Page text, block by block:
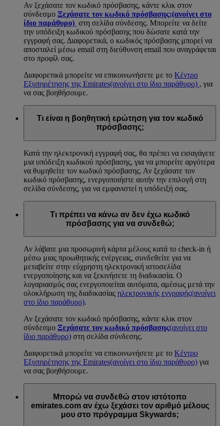
Αν ξεχάσατε τον κωδικό πρόσβασης, κάντε κλικ στον
σύνδεσμο Ξεχάσατε τον κωδικό πρόσβασης;(ανοίγει στο
ίδιο παράθυρο) στη σελίδα σύνδεσης. Μπορείτε να δείτε
την υπόδειξη κωδικού πρόσβασης που δώσατε κατά την
εγγραφή σας. Διαφορετικά, ο κωδικός πρόσβασης μπορεί να
αποσταλεί μέσω email στη διεύθυνση email που αναγράφεται
στο προφίλ σας.
Διαφορετικά μπορείτε να επικοινωνήσετε με το Κέντρο
Εξυπηρέτησης της Emirates(ανοίγει στο ίδιο παράθυρο) , για
να σας βοηθήσουμε.
Τι είναι η βοηθητική ερώτηση για τον κωδικό
πρόσβασης;
Κατά την ηλεκτρονική εγγραφή σας, θα πρέπει να εισαγάγετε
μια υπόδειξη κωδικού πρόσβασης, για να μπορείτε αργότερα
να θυμηθείτε τον κωδικό πρόσβασης. Αν ξεχάσατε τον
κωδικό πρόσβασης, ενεργοποιήστε αυτήν την επιλογή στη
σελίδα σύνδεσης, για να εμφανιστεί η υπόδειξή σας.
Τι πρέπει να κάνω αν δεν έχω κωδικό
πρόσβασης για να συνδεθώ;
Αν λάβατε μια προσωρινή κάρτα μέλους κατά το check-in ή
μέσω μιας προωθητικής ενέργειας, συνδεθείτε για να
μεταβείτε στην εύχρηστη ηλεκτρονική ιστοσελίδα
ενεργοποίησης και να ξεκινήσετε τη διαδικασία. Ο
λογαριασμός σας ενεργοποιείται αυτόματα, αμέσως μετά την
ολοκλήρωση της διαδικασίας ηλεκτρονικής εγγραφής(ανοίγει
στο ίδιο παράθυρο).
Αν ξεχάσατε τον κωδικό πρόσβασης, κάντε κλικ στον
σύνδεσμο Ξεχάσατε τον κωδικό πρόσβασης(ανοίγει στο
ίδιο παράθυρο) στη σελίδα σύνδεσης.
Διαφορετικά μπορείτε να επικοινωνήσετε με το Κέντρο
Εξυπηρέτησης της Emirates(ανοίγει στο ίδιο παράθυρο) για
να σας βοηθήσουμε.
Μπορώ να συνδεθώ στον ιστότοπο
emirates.com αν έχω ξεχάσει τον αριθμό μέλους
μου στο πρόγραμμα Skywards;